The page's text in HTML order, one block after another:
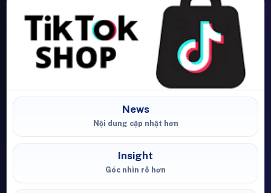
News
Nội dung cập nhật hơn
Insight
Góc nhìn rõ hơn